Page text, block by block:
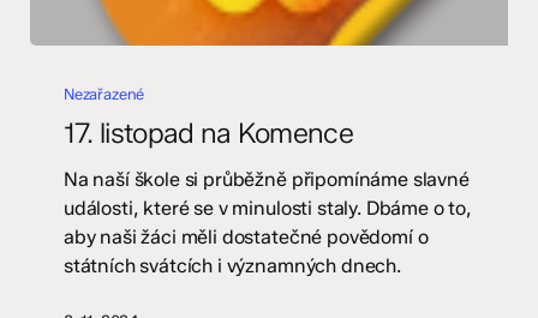
listopad
Komence
Nezařazené
17. listopad na Komence
Na naší škole si průběžně připomínáme slavné
události, které se v minulosti staly. Dbáme o to,
aby naši žáci měli dostatečné povědomí o
státních svátcích i významných dnech.